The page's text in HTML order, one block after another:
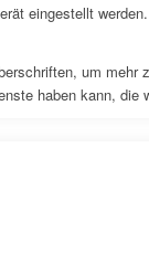
eingestellt
um
haben kann, die